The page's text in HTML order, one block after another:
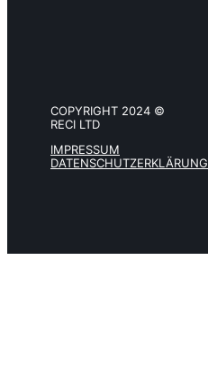
COPYRIGHT 2024 ©
RECI LTD
IMPRESSUM
DATENSCHUTZERKLÄRUNG